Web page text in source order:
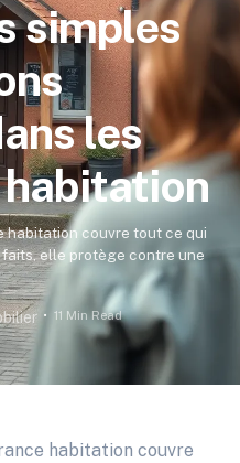
simples
les
habitation couvre tout ce qui
elle protège contre une
11 Min Read
habitation couvre